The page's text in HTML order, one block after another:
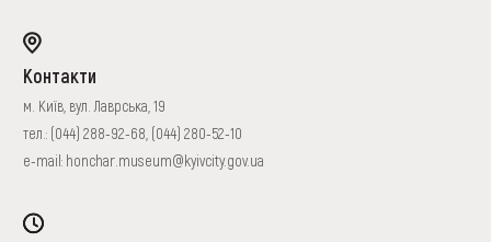
Контакти
м. Київ, вул. Лаврська, 19
тел.: (044) 288-92-68 (044) 280-52-10
e-mail: honchar.museum@kyivcity.gov.ua